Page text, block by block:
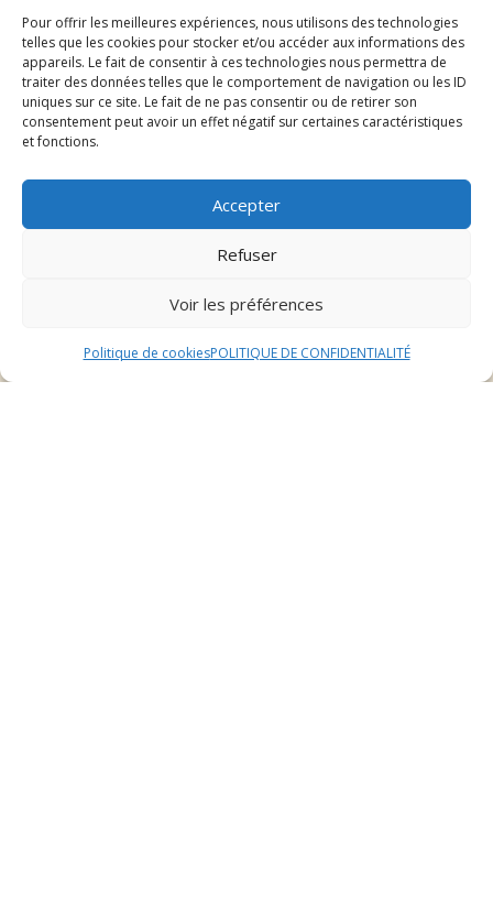
Pour offrir les meilleures expériences, nous utilisons des technologies
telles que les cookies pour stocker et/ou accéder aux informations des
appareils. Le fait de consentir à ces technologies nous permettra de
traiter des données telles que le comportement de navigation ou les ID
uniques sur ce site. Le fait de ne pas consentir ou de retirer son
consentement peut avoir un effet négatif sur certaines caractéristiques
et fonctions.
Accepter
Refuser
Voir les préférences
Politique de cookiesPOLITIQUE DE CONFIDENTIALITÉ
préparer le séjour de
votre chat
Préparation du sac de voyage
Lorsque vous préparez le séjour de votre chat dans
une pension, il est essentiel de constituer un sac de
voyage complet pour son bien-être. Assurez-vous
d’inclure suffisamment de nourriture pour toute la
divertir. N’oubliez pas d’ajouter ses affaires
pour qu’il se sente comme à la maison.